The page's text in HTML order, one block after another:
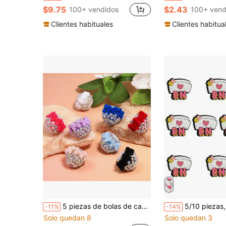
$9.75 100+ vendidos
Clientes habituales
$2.43 100+
Clientes
-11% 5 piezas de bolas de cadena con garra de lazo aterciopelado y strass, cuentas de perlas falsas de color mixto aleatorio con agujero , adecuadas para bolígrafos de cuentas DIY, cadenas de teléfono, cadenas de bolso y otros accesorios hechos a mano
Solo quedan 8
-14% 5/10 piezas, Plástico, Cuentas focales de bolígrafo con gorro de enfermera, Tema de enfermera, Corazón rosa,
Solo quedan 3